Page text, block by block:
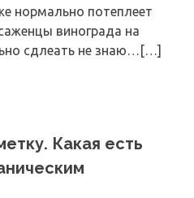
нормально потеплеет
винограда на
сдлеать не знаю…[…]
Какая есть